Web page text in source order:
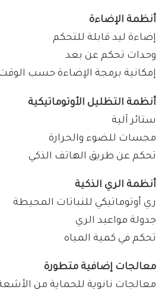
أنظمة الإضاءة
إضاءة ليد قابلة للتحكم
وحدات تحكم عن بعد
إمكانية برمجة الإضاءة حسب
أنظمة التظليل الأوتوماتيكية
ستائر آلية
مجسات للضوء والحرارة
تحكم عن طريق الهاتف الذكي
أنظمة الري الذكية
ري أوتوماتيكي للنباتات المحيطة
جدولة مواعيد الري
تحكم في كمية المياه
معالجات إضافية متطورة
معالجات نانوية للحماية من